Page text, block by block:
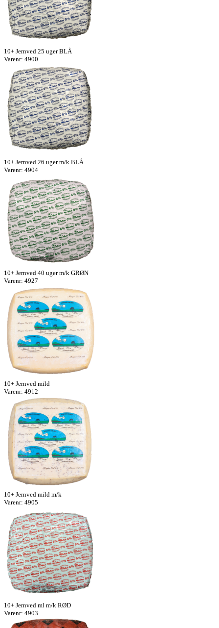
10+ Jernved 25 uger BLÅ
Varenr: 4900
10+ Jernved 26 uger m/k BLÅ
Varenr: 4904
10+ Jernved 40 uger m/k GRØN
Varenr: 4927
10+ Jernved mild
Varenr: 4912
10+ Jernved mild m/k
Varenr: 4905
10+ Jernved ml m/k RØD
Varenr: 4903